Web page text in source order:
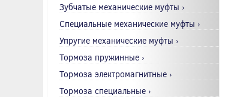
Зубчатые механические муфты ›
Специальные механические муфты ›
Упругие механические муфты ›
Тормоза пружинные ›
Тормоза электромагнитные ›
Тормоза специальные ›